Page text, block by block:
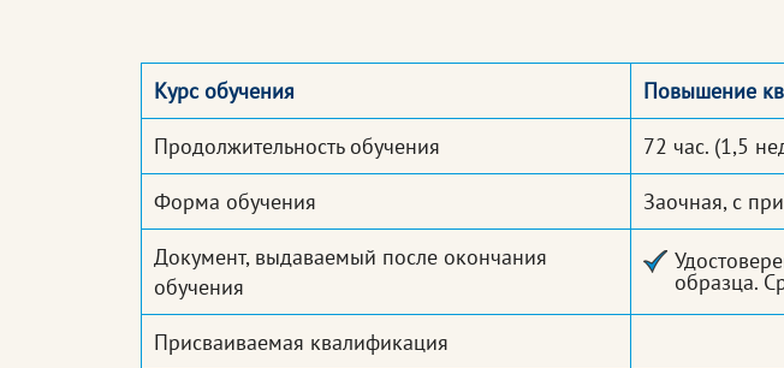
Курс обучения
Повышение
Продолжительность обучения
72 час. (1,5
Форма обучения
Заочная, с
Документ, выдаваемый после окончания
обучения
образца.
Присваиваемая квалификация